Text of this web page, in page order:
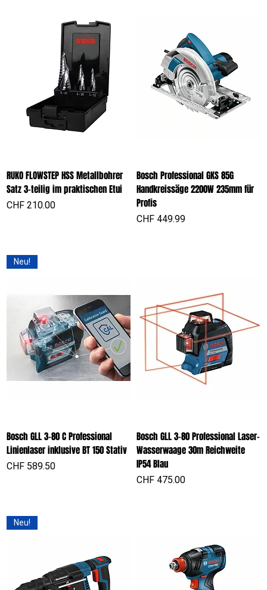
RUKO FLOWSTEP HSS Metallbohrer
Satz 3-teilig im praktischen Etui
Preis
CHF 210.00
Bosch Professional GKS 85G
Handkreissäge 2200W 235mm für
Profis
Preis
CHF 449.99
Neu!
Bosch GLL 3-80 C Professional
Linienlaser inklusive BT 150 Stativ
Preis
CHF 589.50
Bosch GLL 3-80 Professional Laser-
Wasserwaage 30m Reichweite
IP54 Blau
Preis
CHF 475.00
Neu!